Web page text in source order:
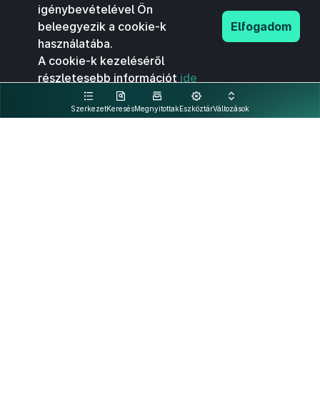
SzerkezetKeresésMegnyitottakEszköztárVáltozások
igénybevételével Ön
beleegyezik a cookie-k
használatába.
A cookie-k kezeléséről
részletesebb információt ide
kattintva olvashat.
Elfogadom